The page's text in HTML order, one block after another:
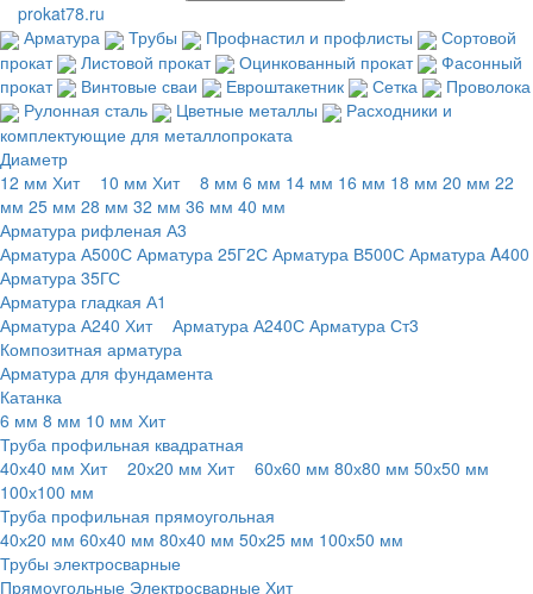
prokat78.ru
Арматура
Трубы Профнастил и профлисты
Сортовой
прокат
Листовой прокат Оцинкованный прокат
Фасонный
прокат
Винтовые сваи Евроштакетник Сетка
Проволока
Рулонная сталь
Цветные металлы
Расходники и
комплектующие для металлопроката
Диаметр
12 мм Хит 10 мм Хит 8 мм 6 мм 14 мм 16 мм 18 мм 20 мм 22
мм 25 мм 28 мм 32 мм 36 мм 40 мм
Арматура рифленая А3
Арматура А500С Арматура 25Г2С Арматура В500С Арматура A400
Арматура 35ГС
Арматура гладкая А1
Арматура А240 Хит Арматура А240С Арматура Ст3
Композитная арматура
Арматура для фундамента
Катанка
6 мм 8 мм 10 мм Хит
Труба профильная квадратная
40х40 мм Хит 20х20 мм Хит 60х60 мм 80х80 мм 50х50 мм
100х100 мм
Труба профильная прямоугольная
40х20 мм 60х40 мм 80х40 мм 50х25 мм 100х50 мм
Трубы электросварные
Прямоугольные Электросварные Хит